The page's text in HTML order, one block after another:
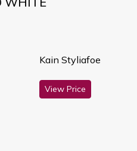
Kain Styliafoe
View Price